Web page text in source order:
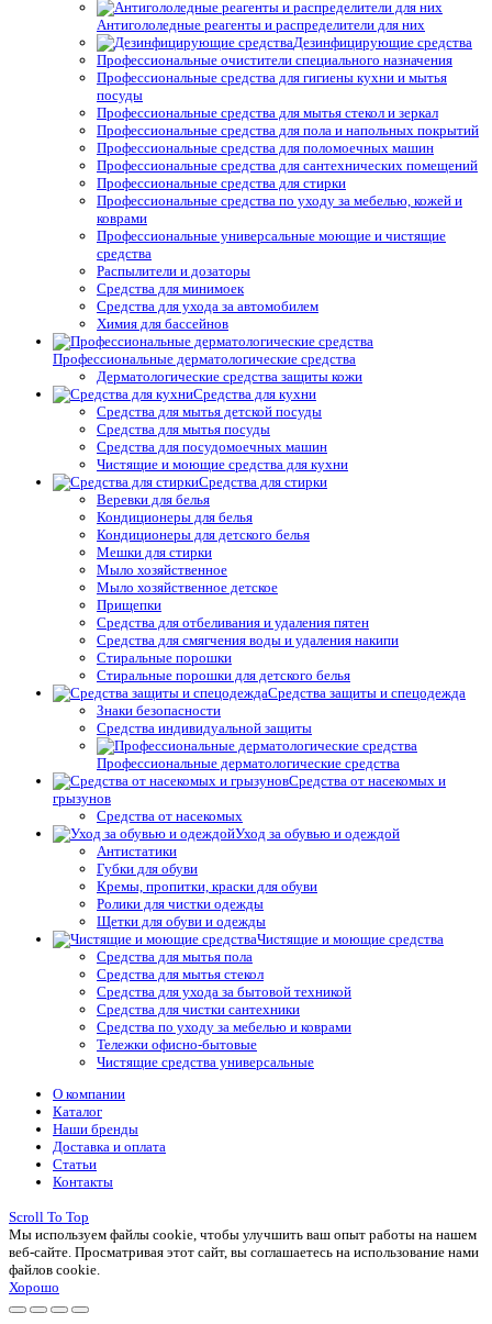
Антигололедные реагенты и распределители для них
Дезинфицирующие средства
Профессиональные очистители специального назначения
Профессиональные средства для гигиены кухни и мытья
посуды
Профессиональные средства для мытья стекол и зеркал
Профессиональные средства для пола и напольных покрытий
Профессиональные средства для поломоечных машин
Профессиональные средства для сантехнических помещений
Профессиональные средства для стирки
Профессиональные средства по уходу за мебелью, кожей и
коврами
Профессиональные универсальные моющие и чистящие
средства
Распылители и дозаторы
Средства для минимоек
Средства для ухода за автомобилем
Химия для бассейнов
Профессиональные дерматологические средства
Дерматологические средства защиты кожи
Средства для кухни
Средства для мытья детской посуды
Средства для мытья посуды
Средства для посудомоечных машин
Чистящие и моющие средства для кухни
Средства для стирки
Веревки для белья
Кондиционеры для белья
Кондиционеры для детского белья
Мешки для стирки
Мыло хозяйственное
Мыло хозяйственное детское
Прищепки
Средства для отбеливания и удаления пятен
Средства для смягчения воды и удаления накипи
Стиральные порошки
Стиральные порошки для детского белья
Средства защиты и спецодежда
Знаки безопасности
Средства индивидуальной защиты
Профессиональные дерматологические средства
Средства от насекомых и
грызунов
Средства от насекомых
Уход за обувью и одеждой
Антистатики
Губки для обуви
Кремы, пропитки, краски для обуви
Ролики для чистки одежды
Щетки для обуви и одежды
Чистящие и моющие средства
Средства для мытья пола
Средства для мытья стекол
Средства для ухода за бытовой техникой
Средства для чистки сантехники
Средства по уходу за мебелью и коврами
Тележки офисно-бытовые
Чистящие средства универсальные
О компании
Каталог
Наши бренды
Доставка и оплата
Статьи
Контакты
Scroll To Top
Мы используем файлы cookie, чтобы улучшить ваш опыт работы на нашем
веб-сайте. Просматривая этот сайт, вы соглашаетесь на использование нами
файлов cookie.
Хорошо